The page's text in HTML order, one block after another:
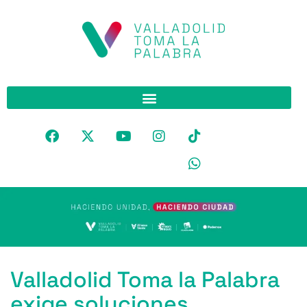
Valladolid Toma la Palabra